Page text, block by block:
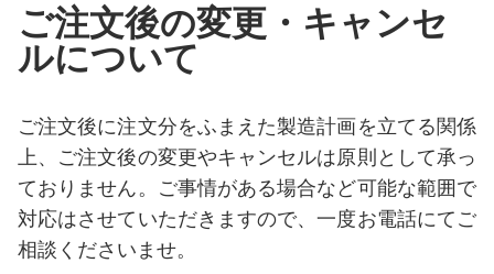
ご注文後の変更・キャンセ
ルについて
ご注文後に注文分をふまえた製造計画を立てる関係
上、ご注文後の変更やキャンセルは原則として承っ
ておりません。ご事情がある場合など可能な範囲で
対応はさせていただきますので、一度お電話にてご
相談くださいませ。